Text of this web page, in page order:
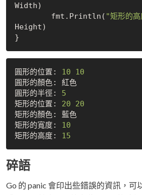
Width)
	fmt.Println(
"矩形的
Height)
圓形的位置: 10
10
圓形的顏色: 紅色
圓形的半徑: 5
矩形的位置: 20
20
矩形的顏色: 藍色
矩形的寬度: 10
矩形的高度: 15
碎語
Go 的 panic 會印出些錯誤的資訊，可